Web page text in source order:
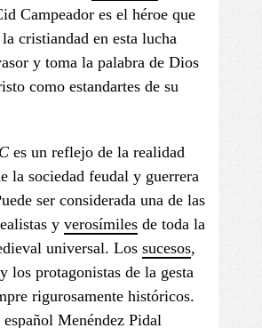
Campeador es el héroe que
cristiandad en esta lucha
y toma la palabra de Dios
como estandartes de su
es un reflejo de la realidad
la sociedad feudal y guerrera
ser considerada una de las
y verosímiles de toda la
universal. Los sucesos,
y los protagonistas de la gesta
rigurosamente históricos.
Menéndez Pidal